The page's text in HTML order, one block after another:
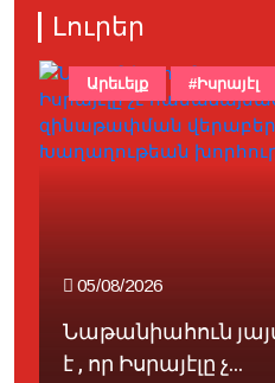
Լուրեր
05/08/2026
Նաթանիահուն
է , որ Իսրայէլը չ...
Արեւելք #Իսրայէլ